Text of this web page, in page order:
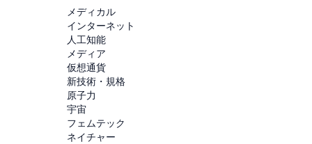
メディカル
インターネット
人工知能
メディア
仮想通貨
新技術・規格
原子力
宇宙
フェムテック
ネイチャー